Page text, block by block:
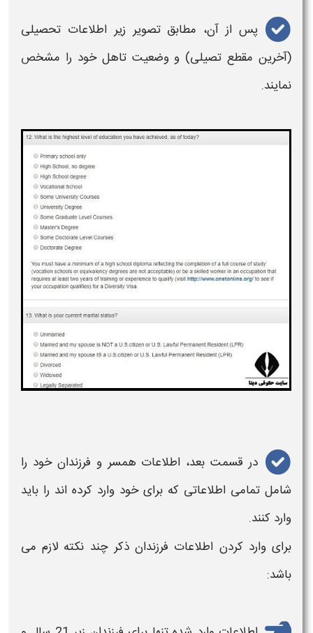
پس از آن، مطابق تصویر زیر اطلاعات تحصیلی
(آخرین مقطع تصیلی) و وضعیت تاهل خود را مشخص
نمایند.
در قسمت بعد، اطلاعات همسر و فرزندان خود را
شامل تمامی اطلاعاتی که برای خود وارد کرده اند را باید
وارد کنند. ​
برای وارد کردن اطلاعات فرزندان ذکر چند نکته لازم می
باشد: